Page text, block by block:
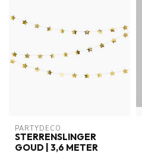
PARTYDECO
STERRENSLINGER
GOUD | 3,6 METER